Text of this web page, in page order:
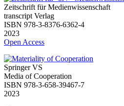
Zeitschrift für Medienwissenschaft
transcript Verlag
ISBN 978-3-8376-6362-4
2023
Open Access
Springer VS
Media of Cooperation
ISBN 978-3-658-39467-7
2023